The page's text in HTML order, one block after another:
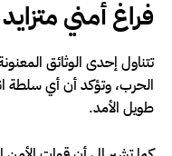
فراغ أمني متزايد
تتناول إحدى الوثائق
الحرب، وتؤكد أن أي سلطة
طويل الأمد.